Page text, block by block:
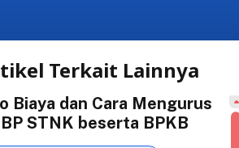
Terkait Lainnya
Biaya dan Cara Mengurus
STNK beserta BPKB